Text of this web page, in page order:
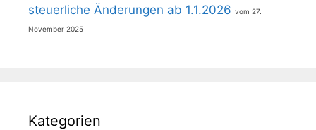
steuerliche Änderungen ab 1.1.2026
27.
November 2025
Kategorien